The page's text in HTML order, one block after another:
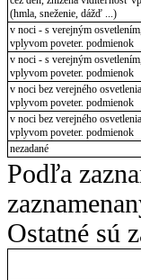
(hmla, sneženie, dážď ...)
v noci - s verejným
vplyvom poveter. podmienok
v noci - s verejným
vplyvom poveter. podmienok
v noci bez verejného
vplyvom poveter. podmienok
v noci bez verejného
vplyvom poveter. podmienok
nezadané
Podľa
Ostatné sú